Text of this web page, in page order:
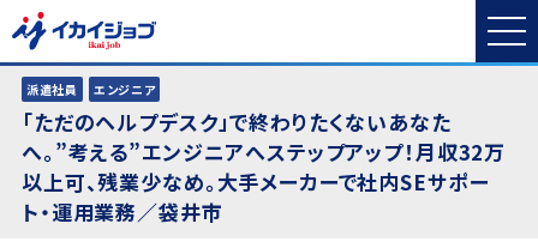
派遣社員 エンジニア
「ただのヘルプデスク」で終わりたくないあなた
へ。”考える”エンジニアへステップアップ！月収32万
以上可、残業少なめ。大手メーカーで社内SEサポー
ト・運用業務／袋井市